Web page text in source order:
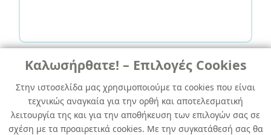
Καλωσήρθατε! – Επιλογές Cookies
Στην ιστοσελίδα μας χρησιμοποιούμε τα cookies που είναι
τεχνικώς αναγκαία για την ορθή και αποτελεσματική
λειτουργία της και για την αποθήκευση των επιλογών σας σε
σχέση με τα προαιρετικά cookies. Με την συγκατάθεσή σας θα
ΓENIKHΣ XPHΣHΣ
SPRAY HYBRID MOTIP 304715 ΧΡΥΣΟ
400 ML